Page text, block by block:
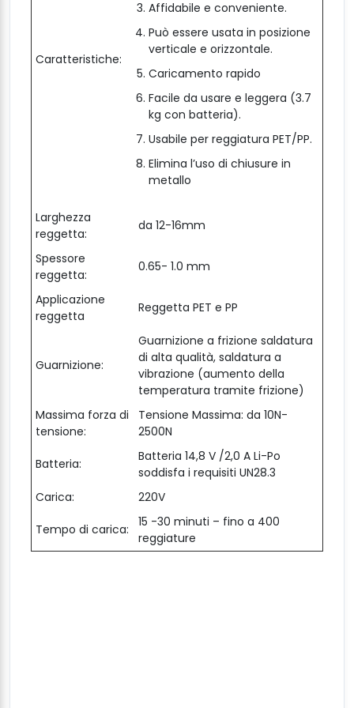
Caratteristiche:
Affidabile e conveniente.
Può essere usata in posizione
verticale e orizzontale.
Caricamento rapido
Facile da usare e leggera (3.7
kg con batteria).
Usabile per reggiatura PET/PP.
Elimina l’uso di chiusure in
metallo
Larghezza
reggetta:
da 12-16mm
Spessore
reggetta:
0.65- 1.0 mm
Applicazione
reggetta
Reggetta PET e PP
Guarnizione:
Guarnizione a frizione saldatura
di alta qualità, saldatura a
vibrazione (aumento della
temperatura tramite frizione)
Massima forza di
tensione:
Tensione Massima: da 10N-
2500N
Batteria:
Batteria 14,8 V /2,0 A Li-Po
soddisfa i requisiti UN28.3
Carica:
220V
Tempo di carica:
15 -30 minuti – fino a 400
reggiature